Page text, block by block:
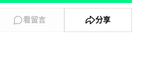
看留言 分享